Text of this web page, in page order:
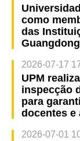
como
das
2026-07-17
UPM
inspecção
para
docentes e
2026-07-01